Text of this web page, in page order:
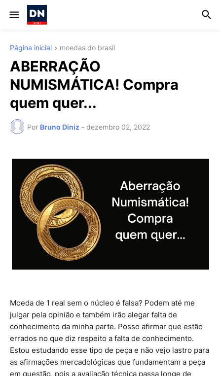
Página inicial moedas do brasil
ABERRAÇÃO
NUMISMÁTICA! Compra
quem quer...
Por Bruno Diniz - dezembro 02, 2022
Moeda de 1 real sem o núcleo é falsa? Podem até me
julgar pela opinião e também irão alegar falta de
conhecimento da minha parte. Posso afirmar que estão
errados no que diz respeito a falta de conhecimento.
Estou estudando esse tipo de peça e não vejo lastro para
as afirmações mercadológicas que fundamentam a peça
em questão, pois a avaliação técnica passa longe de